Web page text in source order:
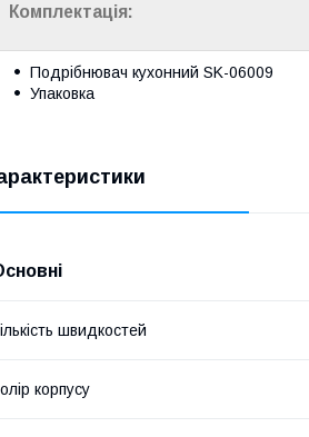
Комплектація:
Подрібнювач кухонний SK-06009
Упаковка
швидкостей
корпусу